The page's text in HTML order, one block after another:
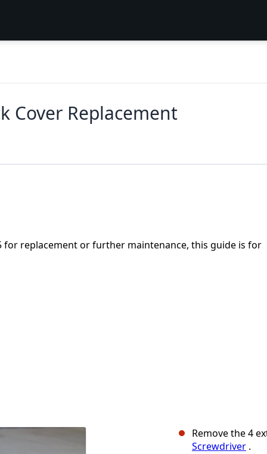
Cover Replacement
for replacement or further maintenance, this guide is for
Remove the 4
Screwdriver .